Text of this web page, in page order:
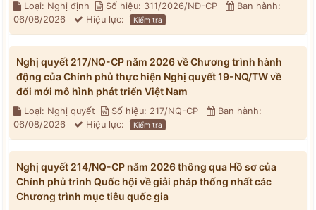
Loại: Nghị định Số hiệu: 311/2026/NĐ-CP
Ban hành:
06/08/2026
Hiệu lực: Kiểm tra
Nghị quyết 217/NQ-CP năm 2026 về Chương trình hành
động của Chính phủ thực hiện Nghị quyết 19-NQ/TW về
đổi mới mô hình phát triển Việt Nam
Loại: Nghị quyết Số hiệu: 217/NQ-CP
Ban hành:
06/08/2026
Hiệu lực: Kiểm tra
Nghị quyết 214/NQ-CP năm 2026 thông qua Hồ sơ của
Chính phủ trình Quốc hội về giải pháp thống nhất các
Chương trình mục tiêu quốc gia